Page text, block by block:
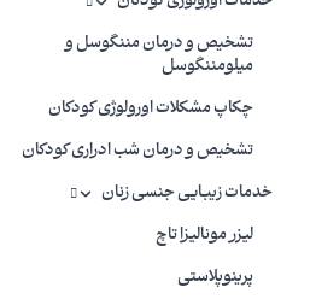
تشخیص و درمان مننگوسل و
میلومننگوسل
چکاپ مشکلات اورولوژی کودکان
تشخیص و درمان شب ادراری کودکان
خدمات زیبایی جنسی زنان
لیزر مونالیزا تاچ
پرینوپلاستی
افزایش رضایت جنسی و ارتقای عزت نفس
روند بهبودی بعد از عمل
روند بهبودی بسته به وسعت جراحی،
ماه به طول بینجامد. مراقبت‌های بعد
عمل جراحی مشخص می‌شوند.